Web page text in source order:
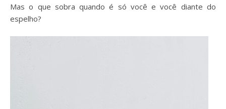
Mas o que sobra quando é só você e você diante do
espelho?